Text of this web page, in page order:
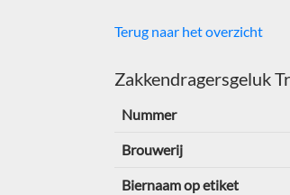
Terug naar het overzicht
Zakkendragersgeluk
Nummer
Brouwerij
Biernaam op etiket